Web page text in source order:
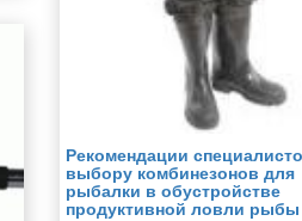
Рекомендации
выбору комбинезонов для
рыбалки в обустройстве
продуктивной ловли рыбы